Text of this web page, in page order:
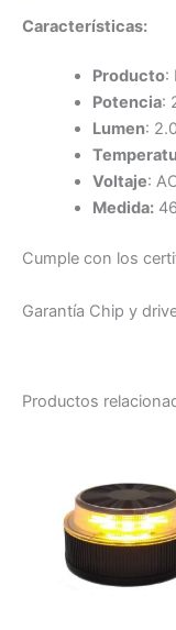
Características:
Producto:
Potencia:
Lumen:
Voltaje:
Medida:
Cumple con los
Garantía Chip y
Productos